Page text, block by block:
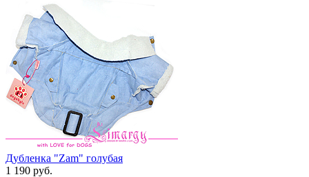
Дубленка "Zam" голубая
1 190 руб.